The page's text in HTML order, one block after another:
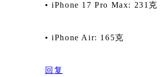
• iPhone 17 Pro Max: 231克
• iPhone Air: 165克
回复